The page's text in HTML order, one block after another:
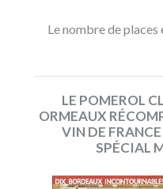
Le nombre de
LE POMEROL
ORMEAUX
VIN DE
SPÉCIAL